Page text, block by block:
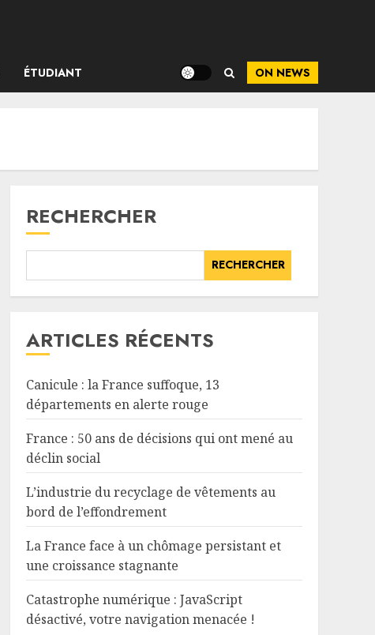
ÉTUDIANT ON NEWS
RECHERCHER
RECHERCHER
ARTICLES RÉCENTS
Canicule : la France suffoque, 13
départements en alerte rouge
France : 50 ans de décisions qui ont mené au
déclin social
L’industrie du recyclage de vêtements au
bord de l’effondrement
La France face à un chômage persistant et
une croissance stagnante
Catastrophe numérique : JavaScript
désactivé, votre navigation menacée !